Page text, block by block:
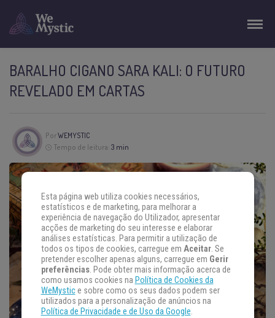
BARALHO CIGANO SARA KALI: O FUTURO
REVELADO EM CARTAS
PorWEMYSTIC
Tempo de leitura: 3 min
Esta página web utiliza cookies necessários,
estatísticos e de marketing, para melhorar a
experiência de navegação do Utilizador, apresentar
acções de marketing do seu interesse e elaborar
análises estatísticas. Para permitir a utilização de
todos os tipos de cookies, carregue em Aceitar. Se
pretender escolher apenas alguns, carregue em Gerir
preferências. Pode obter mais informação acerca de
como usamos cookies na Política de Cookies da
WeMystice sobre como os seus dados podem ser
utilizados para a personalização de anúncios na
Política de Privacidade e de Uso da Google.